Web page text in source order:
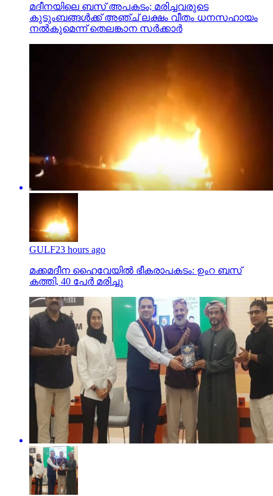
മദീനയിലെ ബസ് അപകടം; മരിച്ചവരുടെ
കുടുംബങ്ങള്‍ക്ക് അഞ്ച് ലക്ഷം വീതം ധനസഹായം
നല്‍കുമെന്ന് തെലങ്കാന സര്‍ക്കാര്‍
GULF23 hours ago
മക്കമദീന ഹൈവേയില്‍ ഭീകരാപകടം: ഉംറ ബസ്
കത്തി, 40 പേര്‍ മരിച്ചു